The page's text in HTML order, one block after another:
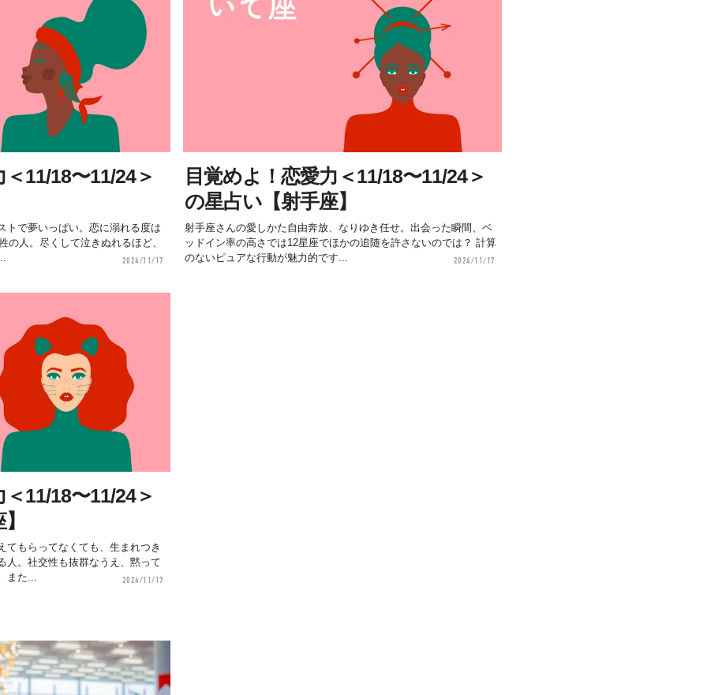
11/18〜11/24＞
トで夢いっぱい。恋に溺れる度は
の人。尽くして泣きぬれるほど、
2024/11/17
目覚めよ！恋愛力＜11/18〜11/24＞
の星占い【射手座】
射手座さんの愛しかた自由奔放、なりゆき任せ。出会った瞬間、ベ
ッドイン率の高さでは12星座でほかの追随を許さないのでは？ 計算
のないピュアな行動が魅力的です...
2024/11/17
11/18〜11/24＞
てもらってなくても、生まれつき
人。社交性も抜群なうえ、黙って
また...
2024/11/17